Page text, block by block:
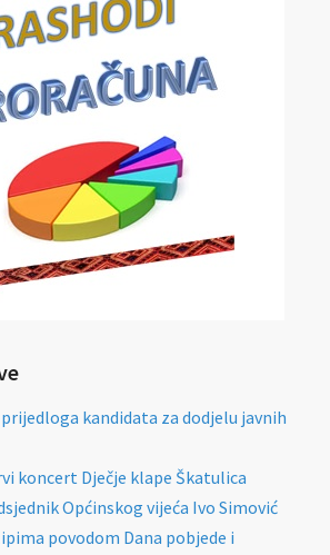
prijedloga kandidata za dodjelu javnih
koncert Dječje klape Škatulica
Općinskog vijeća Ivo Simović
povodom Dana pobjede i